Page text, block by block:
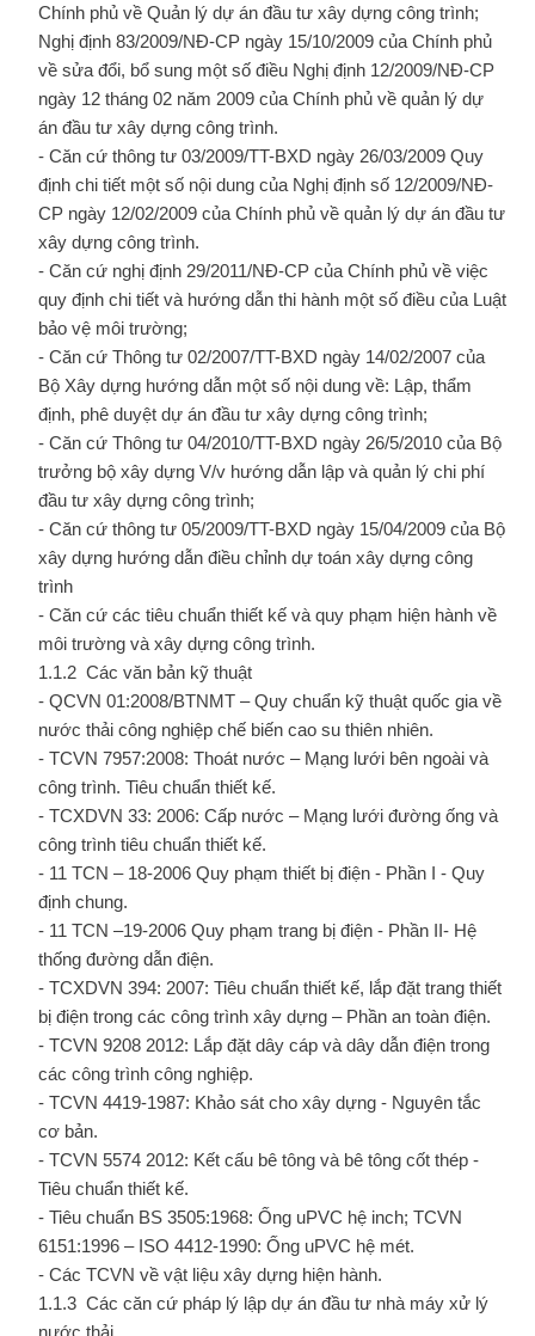
Chính phủ về Quản lý dự án đầu tư xây dựng công trình;
Nghị định 83/2009/NĐ-CP ngày 15/10/2009 của Chính phủ
về sửa đổi, bổ sung một số điều Nghị định 12/2009/NĐ-CP
ngày 12 tháng 02 năm 2009 của Chính phủ về quản lý dự
án đầu tư xây dựng công trình.
- Căn cứ thông tư 03/2009/TT-BXD ngày 26/03/2009 Quy
định chi tiết một số nội dung của Nghị định số 12/2009/NĐ-
CP ngày 12/02/2009 của Chính phủ về quản lý dự án đầu tư
xây dựng công trình.
- Căn cứ nghị định 29/2011/NĐ-CP của Chính phủ về việc
quy định chi tiết và hướng dẫn thi hành một số điều của Luật
bảo vệ môi trường;
- Căn cứ Thông tư 02/2007/TT-BXD ngày 14/02/2007 của
Bộ Xây dựng hướng dẫn một số nội dung về: Lập, thẩm
định, phê duyệt dự án đầu tư xây dựng công trình;
- Căn cứ Thông tư 04/2010/TT-BXD ngày 26/5/2010 của Bộ
trưởng bộ xây dựng V/v hướng dẫn lập và quản lý chi phí
đầu tư xây dựng công trình;
- Căn cứ thông tư 05/2009/TT-BXD ngày 15/04/2009 của Bộ
xây dựng hướng dẫn điều chỉnh dự toán xây dựng công
trình
- Căn cứ các tiêu chuẩn thiết kế và quy phạm hiện hành về
môi trường và xây dựng công trình.
1.1.2 Các văn bản kỹ thuật
- QCVN 01:2008/BTNMT – Quy chuẩn kỹ thuật quốc gia về
nước thải công nghiệp chế biến cao su thiên nhiên.
- TCVN 7957:2008: Thoát nước – Mạng lưới bên ngoài và
công trình. Tiêu chuẩn thiết kế.
- TCXDVN 33: 2006: Cấp nước – Mạng lưới đường ống và
công trình tiêu chuẩn thiết kế.
- 11 TCN – 18-2006 Quy phạm thiết bị điện - Phần I - Quy
định chung.
- 11 TCN –19-2006 Quy phạm trang bị điện - Phần II- Hệ
thống đường dẫn điện.
- TCXDVN 394: 2007: Tiêu chuẩn thiết kế, lắp đặt trang thiết
bị điện trong các công trình xây dựng – Phần an toàn điện.
- TCVN 9208 2012: Lắp đặt dây cáp và dây dẫn điện trong
các công trình công nghiệp.
- TCVN 4419-1987: Khảo sát cho xây dựng - Nguyên tắc
cơ bản.
- TCVN 5574 2012: Kết cấu bê tông và bê tông cốt thép -
Tiêu chuẩn thiết kế.
- Tiêu chuẩn BS 3505:1968: Ống uPVC hệ inch; TCVN
6151:1996 – ISO 4412-1990: Ống uPVC hệ mét.
- Các TCVN về vật liệu xây dựng hiện hành.
1.1.3 Các căn cứ pháp lý lập dự án đầu tư nhà máy xử lý
nước thải